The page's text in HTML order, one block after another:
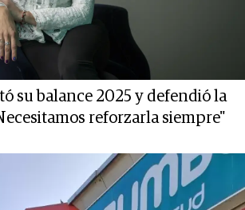
su balance 2025 y defendió la
reforzarla siempre"